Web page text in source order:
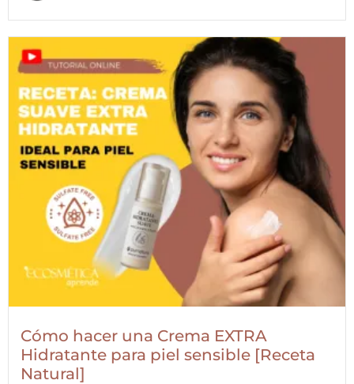
Cómo hacer una Crema EXTRA
Hidratante para piel sensible [Receta
Natural]